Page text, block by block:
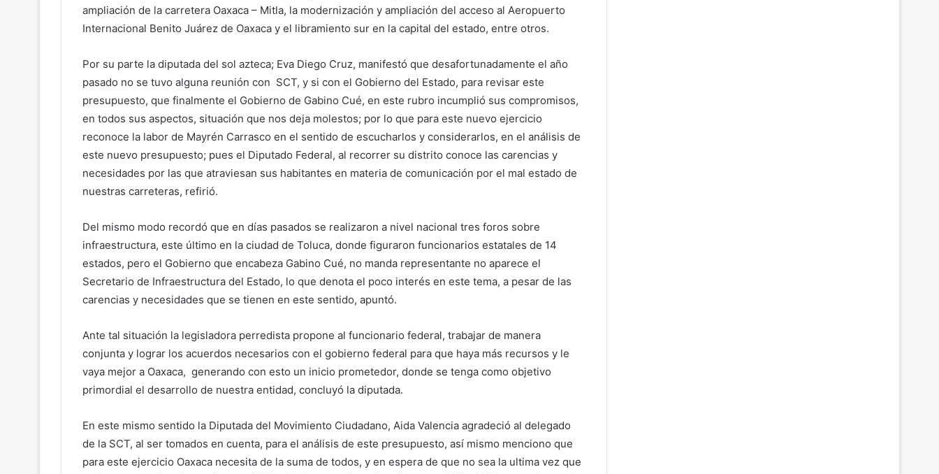
ampliación de la carretera Oaxaca – Mitla, la modernización y ampliación del acceso al Aeropuerto
Internacional Benito Juárez de Oaxaca y el libramiento sur en la capital del estado, entre otros.
Por su parte la diputada del sol azteca; Eva Diego Cruz, manifestó que desafortunadamente el año
pasado no se tuvo alguna reunión con SCT, y si con el Gobierno del Estado, para revisar este
presupuesto, que finalmente el Gobierno de Gabino Cué, en este rubro incumplió sus compromisos,
en todos sus aspectos, situación que nos deja molestos; por lo que para este nuevo ejercicio
reconoce la labor de Mayrén Carrasco en el sentido de escucharlos y considerarlos, en el análisis de
este nuevo presupuesto; pues el Diputado Federal, al recorrer su distrito conoce las carencias y
necesidades por las que atraviesan sus habitantes en materia de comunicación por el mal estado de
nuestras carreteras, refirió.
Del mismo modo recordó que en días pasados se realizaron a nivel nacional tres foros sobre
infraestructura, este último en la ciudad de Toluca, donde figuraron funcionarios estatales de 14
estados, pero el Gobierno que encabeza Gabino Cué, no manda representante no aparece el
Secretario de Infraestructura del Estado, lo que denota el poco interés en este tema, a pesar de las
carencias y necesidades que se tienen en este sentido, apuntó.
Ante tal situación la legisladora perredista propone al funcionario federal, trabajar de manera
conjunta y lograr los acuerdos necesarios con el gobierno federal para que haya más recursos y le
vaya mejor a Oaxaca, generando con esto un inicio prometedor, donde se tenga como objetivo
primordial el desarrollo de nuestra entidad, concluyó la diputada.
En este mismo sentido la Diputada del Movimiento Ciudadano, Aida Valencia agradeció al delegado
de la SCT, al ser tomados en cuenta, para el análisis de este presupuesto, así mismo menciono que
para este ejercicio Oaxaca necesita de la suma de todos, y en espera de que no sea la ultima vez que